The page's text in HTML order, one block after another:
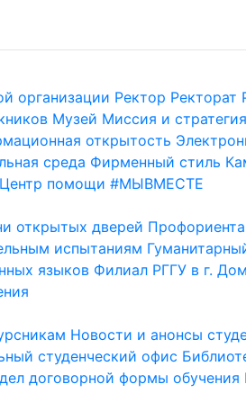
организации Ректор Ректорат
Музей Миссия и
открытость
среда Фирменный стиль
Центр помощи #МЫВМЕСТЕ
открытых дверей
испытаниям
языков Филиал РГГУ в г.
Новости и анонсы
студенческий офис
договорной формы обучения